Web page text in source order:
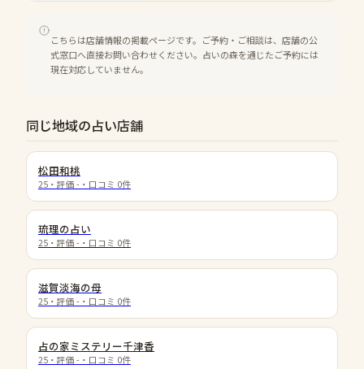
こちらは店舗情報の掲載ページです。ご予約・ご相談は、店舗の公
式窓口へ直接お問い合わせください。占いの森を通じたご予約には
現在対応していません。
同じ地域の占い店舗
松田和桃
25 ・評価 - ・口コミ 0件
琉理の占い
25 ・評価 - ・口コミ 0件
滋賀淡海の母
25 ・評価 - ・口コミ 0件
占の家ミステリー千津香
25 ・評価 - ・口コミ 0件